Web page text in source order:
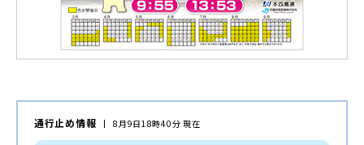
通行止め情報 8月9日18時40分 現在